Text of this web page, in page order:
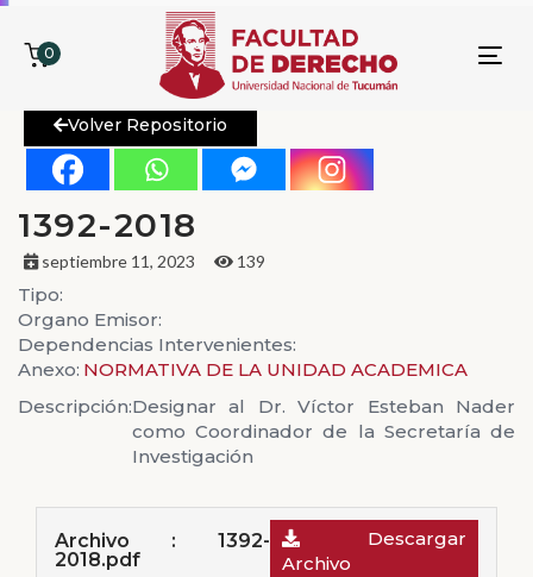
0
Volver Repositorio
1392-2018
septiembre 11, 2023 139
Tipo:
Organo Emisor:
Dependencias Intervenientes:
Anexo: NORMATIVA DE LA UNIDAD ACADEMICA
Descripción:Designar al Dr. Víctor Esteban Nader
como Coordinador de la Secretaría de
Investigación
Archivo : 1392-
2018.pdf
Descargar
Archivo